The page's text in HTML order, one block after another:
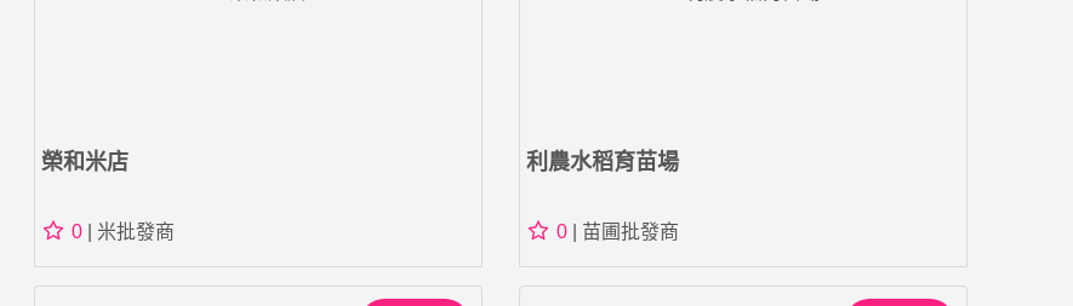
榮和米店
0 | 米批發商
利農水稻育苗場
0 | 苗圃批發商